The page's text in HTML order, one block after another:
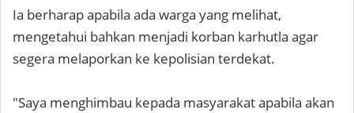
Ia berharap apabila ada warga yang melihat,
mengetahui bahkan menjadi korban karhutla agar
segera melaporkan ke kepolisian terdekat.
"Saya menghimbau kepada masyarakat apabila akan